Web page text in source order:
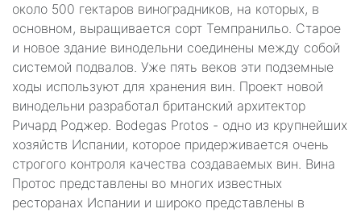
около 500 гектаров виноградников, на которых, в
основном, выращивается сорт Темпранильо. Старое
и новое здание винодельни соединены между собой
системой подвалов. Уже пять веков эти подземные
ходы используют для хранения вин. Проект новой
винодельни разработал британский архитектор
Ричард Роджер. Bodegas Protos - одно из крупнейших
хозяйств Испании, которое придерживается очень
строгого контроля качества создаваемых вин. Вина
Протос представлены во многих известных
ресторанах Испании и широко представлены в